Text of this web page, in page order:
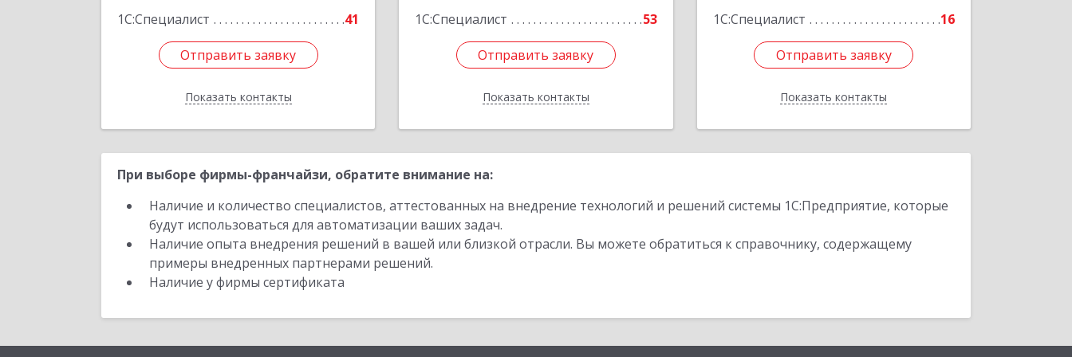
1С:Специалист
41
Отправить заявку
Показать контакты
Отправить заявку
Назад
1С:Специалист
53
Отправить заявку
Показать контакты
Отправить заявку
Назад
1С:Специалист
16
Отправить заявку
Показать контакты
Отправить заявку
Назад
При выборе фирмы-франчайзи, обратите внимание на:
Наличие и количество специалистов, аттестованных на внедрение технологий и решений системы 1С:Предприятие, которые
будут использоваться для автоматизации ваших задач.
Наличие опыта внедрения решений в вашей или близкой отрасли. Вы можете обратиться к справочнику, содержащему
примеры внедренных партнерами решений.
Наличие у фирмы сертификата